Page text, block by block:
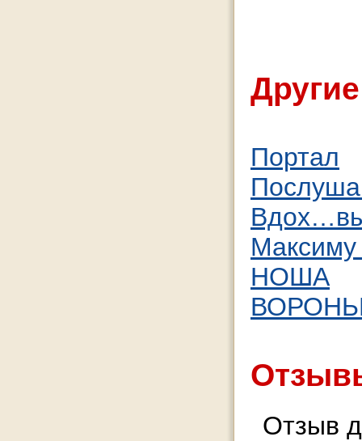
Портал
Максиму
НОША
Отзыв